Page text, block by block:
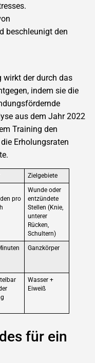
beschleunigt den
wirkt der durch das
indem sie die
aus dem Jahr 2022
Training den
Erholungsraten
Zielgebiete
pro
Wunde oder
entzündete
Stellen (Knie,
unterer
Rücken,
Schultern)
Ganzkörper
Wasser +
Eiweiß
für ein